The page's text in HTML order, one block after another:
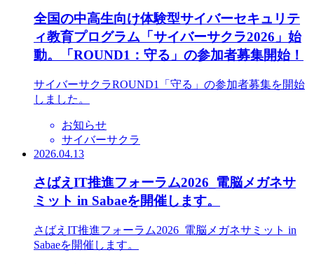
全国の中高生向け体験型サイバーセキュリテ
ィ教育プログラム「サイバーサクラ2026」始
動。「ROUND1：守る」の参加者募集開始！
サイバーサクラROUND1「守る」の参加者募集を開始
しました。
お知らせ
サイバーサクラ
2026.04.13
さばえIT推進フォーラム2026_電脳メガネサ
ミット in Sabaeを開催します。
さばえIT推進フォーラム2026_電脳メガネサミット in
Sabaeを開催します。